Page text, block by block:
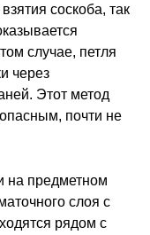
соскоба, так
случае, петля
через
Этот метод
почти не
на предметном
слоя с
рядом с